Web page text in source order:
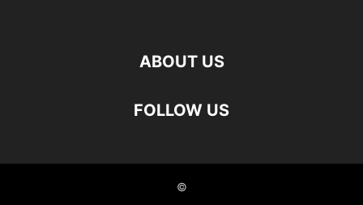
ABOUT US
FOLLOW US
©